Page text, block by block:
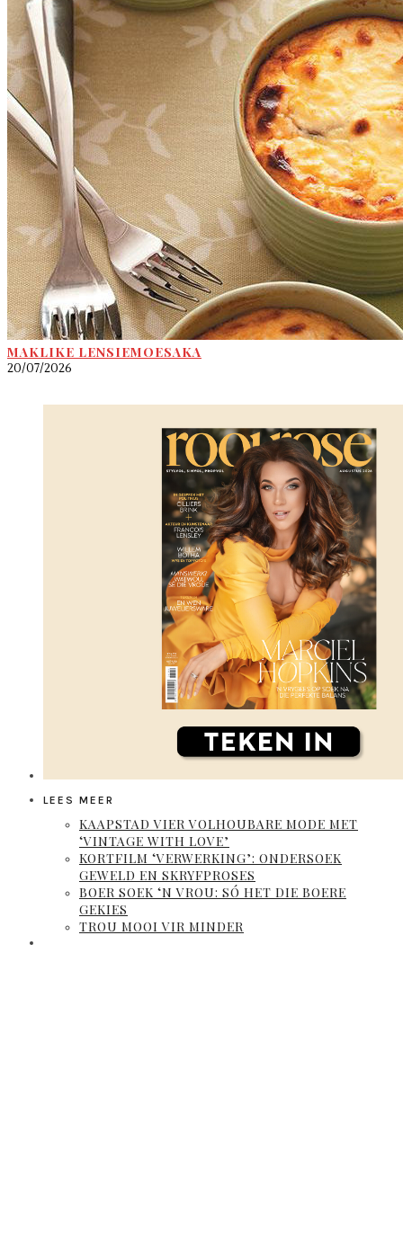
MAKLIKE LENSIEMOESAKA
20/07/2026
LEES MEER
KAAPSTAD VIER VOLHOUBARE MODE MET
‘VINTAGE WITH LOVE’
KORTFILM ‘VERWERKING’: ONDERSOEK
GEWELD EN SKRYFPROSES
BOER SOEK ‘N VROU: SÓ HET DIE BOERE
GEKIES
TROU MOOI VIR MINDER